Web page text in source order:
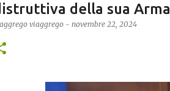
della sua
viaggrego - novembre 22, 2024